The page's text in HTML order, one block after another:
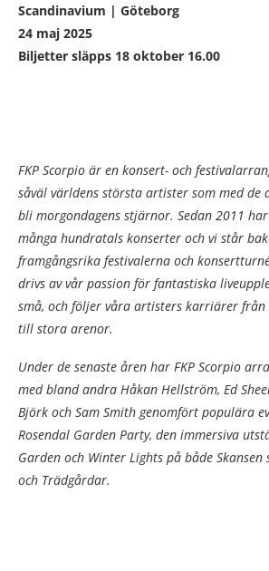
Scandinavium | Göteborg
24 maj 2025
Biljetter släpps 18 oktober 16.00
FKP Scorpio är en konsert- och
såväl världens största artister som med
bli morgondagens stjärnor. Sedan 2011
många hundratals konserter och vi står
framgångsrika festivalerna och
drivs av vår passion för fantastiska
små, och följer våra artisters karriärer från
till stora arenor.
Under de senaste åren har FKP Scorpio
med bland andra Håkan Hellström, Ed
Björk och Sam Smith genomfört populära
Rosendal Garden Party, den immersiva
Garden och Winter Lights på både
och Trädgårdar.